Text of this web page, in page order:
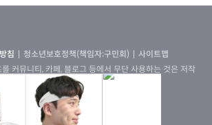
침 청소년보호정책(책임자:구민회)
사이트맵
커뮤니티, 카페, 블로그 등에서 무단 사용하는 것은 저작
를 받을 수 있습니다